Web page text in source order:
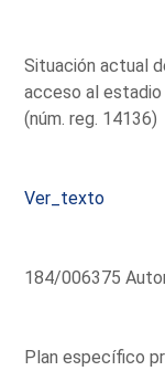
Situación actual
acceso al
(núm. reg. 14136)
Ver_texto
184/006375
Plan específico